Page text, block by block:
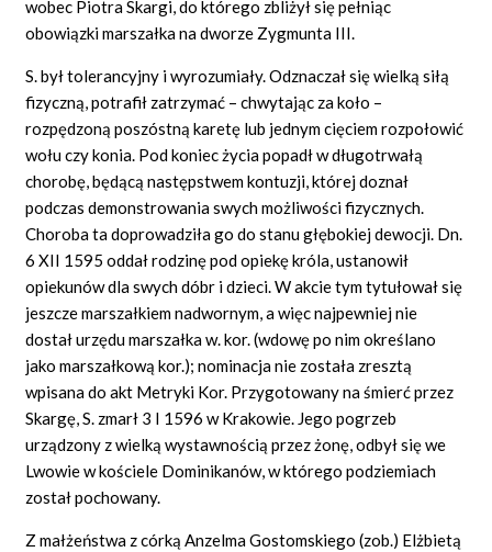
wobec Piotra Skargi, do którego zbliżył się pełniąc
obowiązki marszałka na dworze Zygmunta III.
S. był tolerancyjny i wyrozumiały. Odznaczał się wielką siłą
fizyczną, potrafił zatrzymać – chwytając za koło –
rozpędzoną poszóstną karetę lub jednym cięciem rozpołowić
wołu czy konia. Pod koniec życia popadł w długotrwałą
chorobę, będącą następstwem kontuzji, której doznał
podczas demonstrowania swych możliwości fizycznych.
Choroba ta doprowadziła go do stanu głębokiej dewocji. Dn.
6 XII 1595 oddał rodzinę pod opiekę króla, ustanowił
opiekunów dla swych dóbr i dzieci. W akcie tym tytułował się
jeszcze marszałkiem nadwornym, a więc najpewniej nie
dostał urzędu marszałka w. kor. (wdowę po nim określano
jako marszałkową kor.); nominacja nie została zresztą
wpisana do akt Metryki Kor. Przygotowany na śmierć przez
Skargę, S. zmarł 3 I 1596 w Krakowie. Jego pogrzeb
urządzony z wielką wystawnością przez żonę, odbył się we
Lwowie w kościele Dominikanów, w którego podziemiach
został pochowany.
Z małżeństwa z córką Anzelma Gostomskiego (zob.) Elżbietą